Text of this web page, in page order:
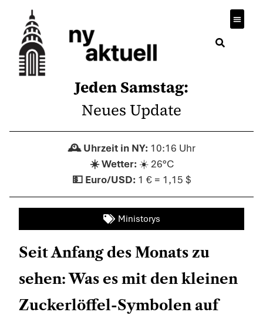
Jeden Samstag:
Neues Update
10:16 Uhr
☀️ 26°C
1 € = 1,15 $
Ministorys
Seit Anfang des Monats zu
sehen: Was es mit den kleinen
Zuckerlöffel-Symbolen auf